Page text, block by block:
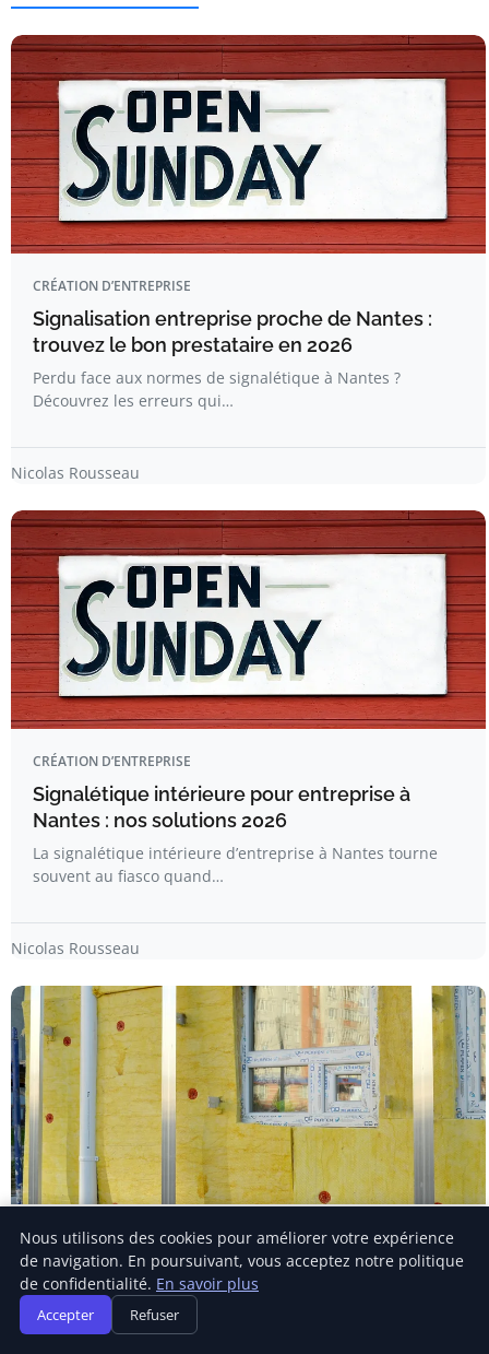
CRÉATION D’ENTREPRISE
Signalisation entreprise proche de Nantes :
trouvez le bon prestataire en 2026
Perdu face aux normes de signalétique à Nantes ?
Découvrez les erreurs qui…
Nicolas Rousseau
CRÉATION D’ENTREPRISE
Signalétique intérieure pour entreprise à
Nantes : nos solutions 2026
La signalétique intérieure d’entreprise à Nantes tourne
souvent au fiasco quand…
Nicolas Rousseau
CRÉATION D’ENTREPRISE
Découvrez le matelas isolant haute
température sur mesure pour 2026 : confort
et sécurité
Nous utilisons des cookies pour améliorer votre expérience
de navigation. En poursuivant, vous acceptez notre politique
de confidentialité. En savoir plus
Accepter Refuser